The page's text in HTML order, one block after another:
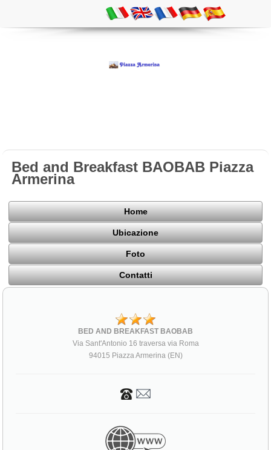
Bed and Breakfast BAOBAB Piazza
Armerina
Home
Ubicazione
Foto
Contatti
BED AND BREAKFAST BAOBAB
Via Sant'Antonio 16 traversa via Roma
94015 Piazza Armerina (EN)